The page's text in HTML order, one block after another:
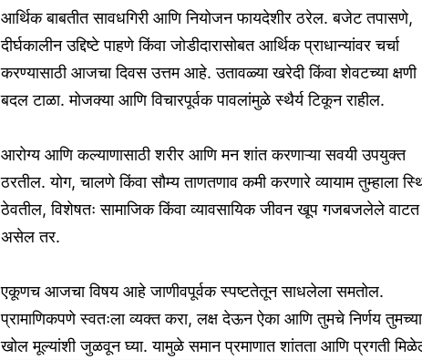
आर्थिक बाबतीत सावधगिरी आणि नियोजन फायदेशीर ठरेल. बजेट तपासणे,
दीर्घकालीन उद्दिष्टे पाहणे किंवा जोडीदारासोबत आर्थिक प्राधान्यांवर चर्चा
करण्यासाठी आजचा दिवस उत्तम आहे. उतावळ्या खरेदी किंवा शेवटच्या क्षणी
बदल टाळा. मोजक्या आणि विचारपूर्वक पावलांमुळे स्थैर्य टिकून राहील.
आरोग्य आणि कल्याणासाठी शरीर आणि मन शांत करणाऱ्या सवयी उपयुक्त
ठरतील. योग, चालणे किंवा सौम्य ताणतणाव कमी करणारे व्यायाम तुम्हाला
ठेवतील, विशेषतः सामाजिक किंवा व्यावसायिक जीवन खूप गजबजलेले वाटत
असेल तर.
एकूणच आजचा विषय आहे जाणीवपूर्वक स्पष्टतेतून साधलेला समतोल.
प्रामाणिकपणे स्वतःला व्यक्त करा, लक्ष देऊन ऐका आणि तुमचे निर्णय तुमच्या
खोल मूल्यांशी जुळवून घ्या. यामुळे समान प्रमाणात शांतता आणि प्रगती